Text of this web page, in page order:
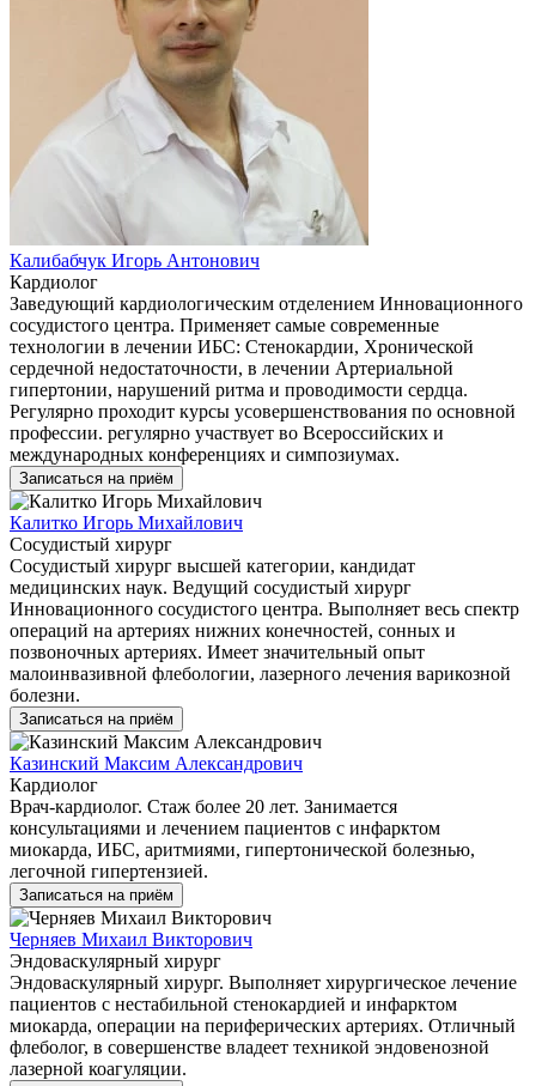
Калибабчук Игорь Антонович
Кардиолог
Заведующий кардиологическим отделением Инновационного
сосудистого центра. Применяет самые современные
технологии в лечении ИБС: Стенокардии, Хронической
сердечной недостаточности, в лечении Артериальной
гипертонии, нарушений ритма и проводимости сердца.
Регулярно проходит курсы усовершенствования по основной
профессии. регулярно участвует во Всероссийских и
международных конференциях и симпозиумах.
Записаться на приём
Калитко Игорь Михайлович
Сосудистый хирург
Сосудистый хирург высшей категории, кандидат
медицинских наук. Ведущий сосудистый хирург
Инновационного сосудистого центра. Выполняет весь спектр
операций на артериях нижних конечностей, сонных и
позвоночных артериях. Имеет значительный опыт
малоинвазивной флебологии, лазерного лечения варикозной
болезни.
Записаться на приём
Казинский Максим Александрович
Кардиолог
Врач-кардиолог. Стаж более 20 лет. Занимается
консультациями и лечением пациентов с инфарктом
миокарда, ИБС, аритмиями, гипертонической болезнью,
легочной гипертензией.
Записаться на приём
Черняев Михаил Викторович
Эндоваскулярный хирург
Эндоваскулярный хирург. Выполняет хирургическое лечение
пациентов с нестабильной стенокардией и инфарктом
миокарда, операции на периферических артериях. Отличный
флеболог, в совершенстве владеет техникой эндовенозной
лазерной коагуляции.